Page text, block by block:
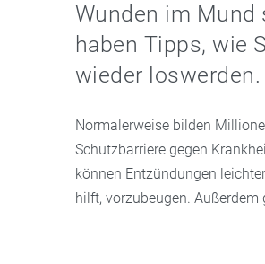
Wunden im
haben Tipps, wie
wieder loswerden.
Normalerweise bilden
Schutzbarriere gegen
können Entzündungen
hilft, vorzubeugen.